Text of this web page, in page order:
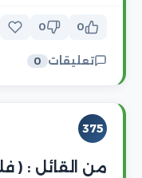
0
0
تعليقات 0
375
من القائل : (